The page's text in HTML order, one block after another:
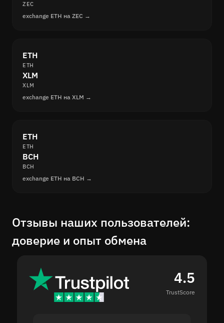
ZEC
exchange ETH на ZEC →
ETH
ETH
XLM
XLM
exchange ETH на XLM →
ETH
ETH
BCH
BCH
exchange ETH на BCH →
Отзывы наших пользователей:
доверие и опыт обмена
4.5
TrustScore